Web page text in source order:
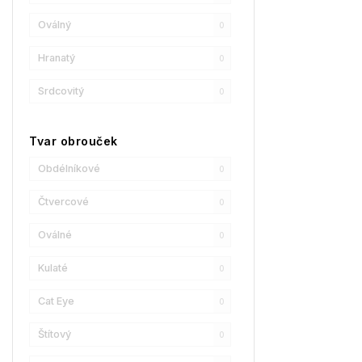
GCDS 0
Liu Jo 0
MaxMara 0
Champion
Reebok
Oscar De La Renta
Donna Karan
DKNY
Calvin Klein
Oválný 0
Hranatý 0
Srdcovitý 0
Tvar obrouček
Obdélníkové 0
Čtvercové 0
Oválné 0
Kulaté 0
Cat Eye 0
Štítový 0